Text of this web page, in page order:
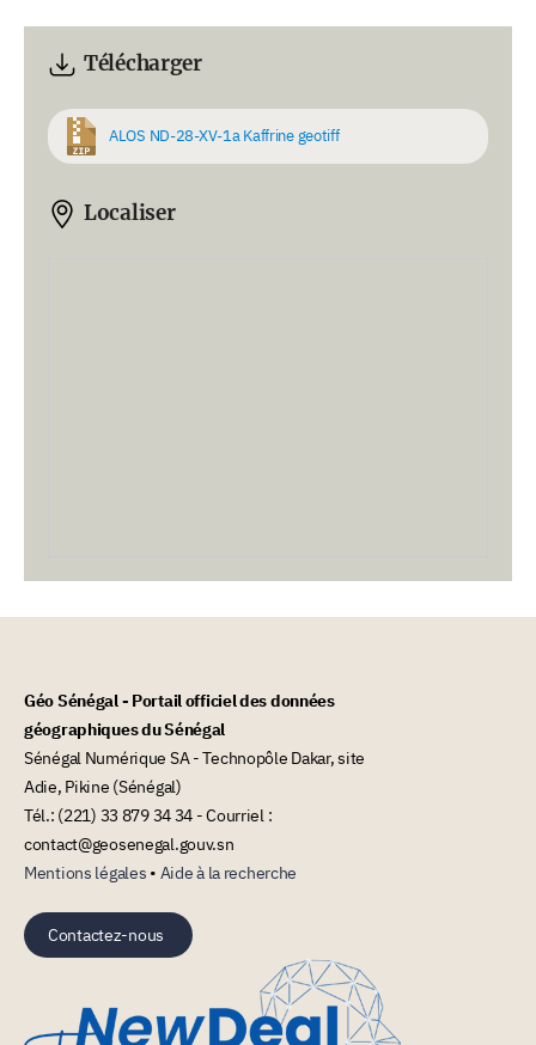
Télécharger
ALOS ND-28-XV-1a Kaffrine geotiff
Localiser
Géo Sénégal - Portail officiel des données
géographiques du Sénégal
Sénégal Numérique SA - Technopôle Dakar, site
Adie, Pikine (Sénégal)
Tél.: (221) 33 879 34 34 - Courriel :
contact@geosenegal.gouv.sn
Mentions légales • Aide à la recherche
Contactez-nous